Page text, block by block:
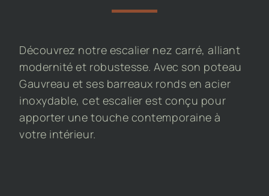
Découvrez notre escalier nez carré, alliant
modernité et robustesse. Avec son poteau
Gauvreau et ses barreaux ronds en acier
inoxydable, cet escalier est conçu pour
apporter une touche contemporaine à
votre intérieur.